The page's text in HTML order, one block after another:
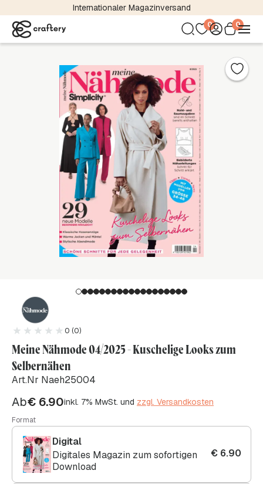
Internationaler Magazinversand
0 0
0 (0)
Meine Nähmode 04/2025 - Kuschelige Looks zum
Selbernähen
Art.Nr Naeh25004
Ab€ 6.90inkl. 7% MwSt. und zzgl. Versandkosten
Format
Digital
Digitales Magazin zum sofortigen
Download
€ 6.90